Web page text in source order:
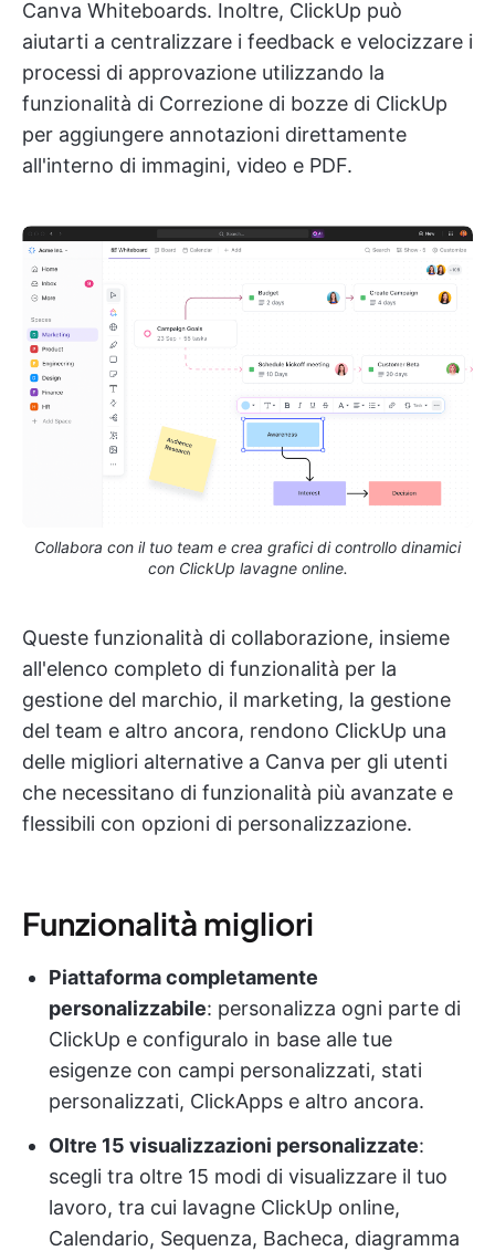
Canva Whiteboards. Inoltre, ClickUp può
aiutarti a centralizzare i feedback e velocizzare i
processi di approvazione utilizzando la
funzionalità di Correzione di bozze di ClickUp
per aggiungere annotazioni direttamente
all'interno di immagini, video e PDF.
Collabora con il tuo team e crea grafici di controllo dinamici
con ClickUp lavagne online.
Queste funzionalità di collaborazione, insieme
all'elenco completo di funzionalità per la
gestione del marchio, il marketing, la gestione
del team e altro ancora, rendono ClickUp una
delle migliori alternative a Canva per gli utenti
che necessitano di funzionalità più avanzate e
flessibili con opzioni di personalizzazione.
Funzionalità migliori
Piattaforma completamente
personalizzabile: personalizza ogni parte di
ClickUp e configuralo in base alle tue
esigenze con campi personalizzati, stati
personalizzati, ClickApps e altro ancora.
Oltre 15 visualizzazioni personalizzate:
scegli tra oltre 15 modi di visualizzare il tuo
lavoro, tra cui lavagne ClickUp online,
Calendario, Sequenza, Bacheca, diagramma